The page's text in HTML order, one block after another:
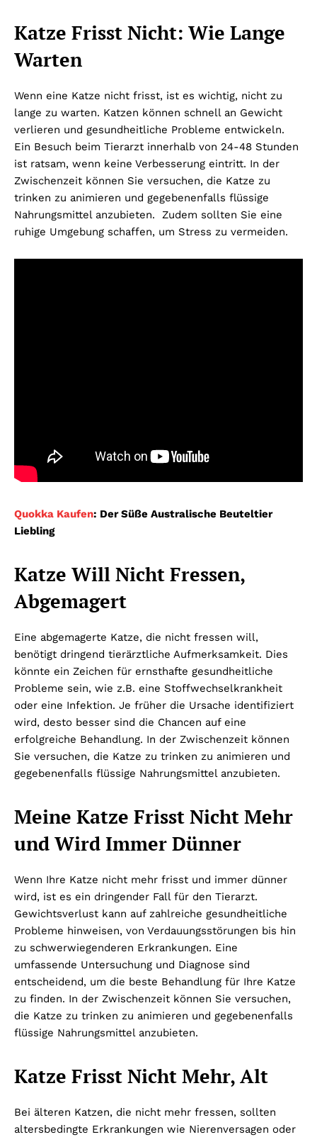
Katze Frisst Nicht: Wie Lange
Warten
Wenn eine Katze nicht frisst, ist es wichtig, nicht zu
lange zu warten. Katzen können schnell an Gewicht
verlieren und gesundheitliche Probleme entwickeln.
Ein Besuch beim Tierarzt innerhalb von 24-48 Stunden
ist ratsam, wenn keine Verbesserung eintritt. In der
Zwischenzeit können Sie versuchen, die Katze zu
trinken zu animieren und gegebenenfalls flüssige
Nahrungsmittel anzubieten. Zudem sollten Sie eine
ruhige Umgebung schaffen, um Stress zu vermeiden.
Quokka Kaufen: Der Süße Australische Beuteltier
Liebling
Katze Will Nicht Fressen,
Abgemagert
Eine abgemagerte Katze, die nicht fressen will,
benötigt dringend tierärztliche Aufmerksamkeit. Dies
könnte ein Zeichen für ernsthafte gesundheitliche
Probleme sein, wie z.B. eine Stoffwechselkrankheit
oder eine Infektion. Je früher die Ursache identifiziert
wird, desto besser sind die Chancen auf eine
erfolgreiche Behandlung. In der Zwischenzeit können
Sie versuchen, die Katze zu trinken zu animieren und
gegebenenfalls flüssige Nahrungsmittel anzubieten.
Meine Katze Frisst Nicht Mehr
und Wird Immer Dünner
Wenn Ihre Katze nicht mehr frisst und immer dünner
wird, ist es ein dringender Fall für den Tierarzt.
Gewichtsverlust kann auf zahlreiche gesundheitliche
Probleme hinweisen, von Verdauungsstörungen bis hin
zu schwerwiegenderen Erkrankungen. Eine
umfassende Untersuchung und Diagnose sind
entscheidend, um die beste Behandlung für Ihre Katze
zu finden. In der Zwischenzeit können Sie versuchen,
die Katze zu trinken zu animieren und gegebenenfalls
flüssige Nahrungsmittel anzubieten.
Katze Frisst Nicht Mehr, Alt
Bei älteren Katzen, die nicht mehr fressen, sollten
altersbedingte Erkrankungen wie Nierenversagen oder